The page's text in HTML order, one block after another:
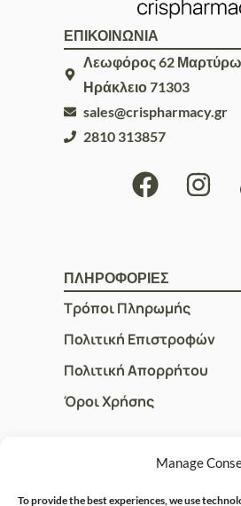
Manage
To provide the best experiences, we use
ΕΠΙΚΟΙΝΩΝΙΑ
Λεωφόρος 62
Ηράκλειο 71303
sales@crispharmacy.gr
2810 313857
ΠΛΗΡΟΦΟΡΙΕΣ
Τρόποι Πληρωμής
Πολιτική Επιστροφών
Πολιτική Απορρήτου
Όροι Χρήσης
ΓΡΗΓΟΡOI ΣΥΝΔΕΣΜΟΙ
Ο Λογαριασμός μου